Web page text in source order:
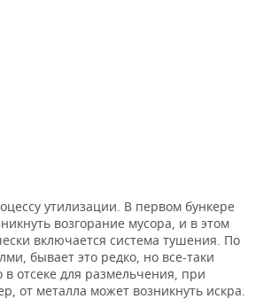
утилизации. В первом бункере
возгорание мусора, и в этом
включается система тушения. По
бывает это редко, но все-таки
отсеке для размельчения, при
от металла может возникнуть искра.